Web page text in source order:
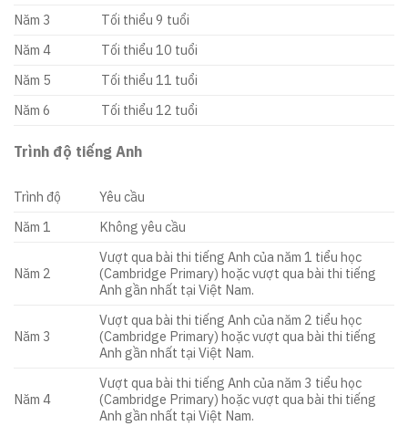
Năm 3
Tối thiểu 9 tuổi
Năm 4
Tối thiểu 10 tuổi
Năm 5
Tối thiểu 11 tuổi
Năm 6
Tối thiểu 12 tuổi
Trình độ tiếng Anh
Trình độ
Yêu cầu
Năm 1
Không yêu cầu
Năm 2
Vượt qua bài thi tiếng Anh của năm 1 tiểu học
(Cambridge Primary) hoặc vượt qua bài thi tiếng
Anh gần nhất tại Việt Nam.
Năm 3
Vượt qua bài thi tiếng Anh của năm 2 tiểu học
(Cambridge Primary) hoặc vượt qua bài thi tiếng
Anh gần nhất tại Việt Nam.
Năm 4
Vượt qua bài thi tiếng Anh của năm 3 tiểu học
(Cambridge Primary) hoặc vượt qua bài thi tiếng
Anh gần nhất tại Việt Nam.